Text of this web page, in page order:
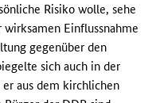
Risiko wolle, sehe
Einflussnahme
gegenüber den
sich auch in der
er aus dem kirchlichen